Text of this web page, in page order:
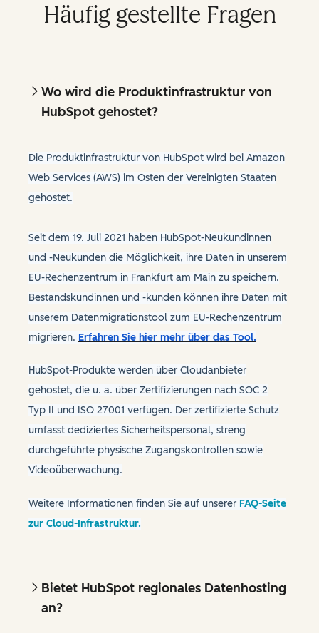
Häufig gestellte Fragen
Wo wird die Produktinfrastruktur von
HubSpot gehostet?
Die Produktinfrastruktur von HubSpot wird bei Amazon
Web Services (AWS) im Osten der Vereinigten Staaten
gehostet.
Seit dem 19. Juli 2021 haben HubSpot-Neukundinnen
und -Neukunden die Möglichkeit, ihre Daten in unserem
EU-Rechenzentrum in Frankfurt am Main zu speichern.
Bestandskundinnen und -kunden können ihre Daten mit
unserem Datenmigrationstool zum EU-Rechenzentrum
migrieren. Erfahren Sie hier mehr über das Tool.
HubSpot-Produkte werden über Cloudanbieter
gehostet, die u. a. über Zertifizierungen nach SOC 2
Typ II und ISO 27001 verfügen. Der zertifizierte Schutz
umfasst dediziertes Sicherheitspersonal, streng
durchgeführte physische Zugangskontrollen sowie
Videoüberwachung.
Weitere Informationen finden Sie auf unserer FAQ-Seite
zur Cloud-Infrastruktur.
Bietet HubSpot regionales Datenhosting
an?